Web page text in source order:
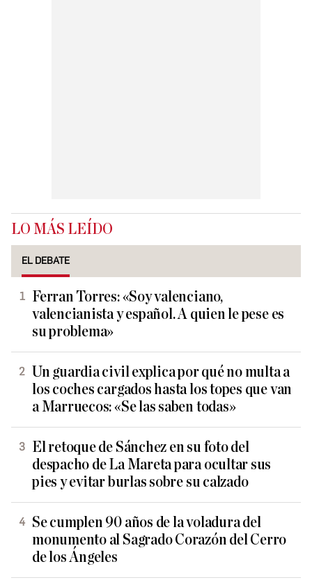
LO MÁS LEÍDO
EL DEBATE
Ferran Torres: «Soy valenciano,
valencianista y español. A quien le pese es
su problema»
Un guardia civil explica por qué no multa a
los coches cargados hasta los topes que van
a Marruecos: «Se las saben todas»
El retoque de Sánchez en su foto del
despacho de La Mareta para ocultar sus
pies y evitar burlas sobre su calzado
Se cumplen 90 años de la voladura del
monumento al Sagrado Corazón del Cerro
de los Ángeles